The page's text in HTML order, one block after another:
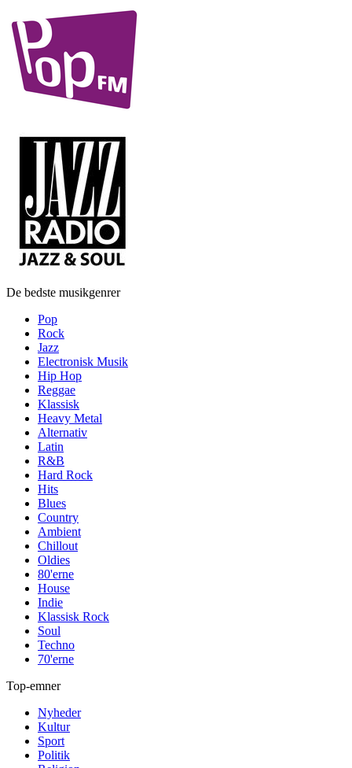
De bedste musikgenrer
Pop
Rock
Jazz
Electronisk Musik
Hip Hop
Reggae
Klassisk
Heavy Metal
Alternativ
Latin
R&B
Hard Rock
Hits
Blues
Country
Ambient
Chillout
Oldies
80'erne
House
Indie
Klassisk Rock
Soul
Techno
70'erne
Top-emner
Nyheder
Kultur
Sport
Politik